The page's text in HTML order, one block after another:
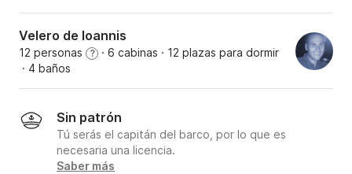
Velero de Ioannis
12 personas ? · 6 cabinas · 12 plazas para dormir
· 4 baños
Sin patrón
Tú serás el capitán del barco, por lo que es
necesaria una licencia.
Saber más